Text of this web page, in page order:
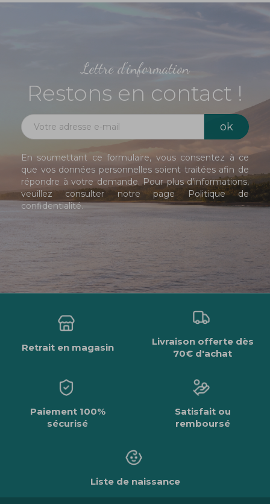
Lettre d'information
Restons en contact !
En soumettant ce formulaire, vous consentez à ce
que vos données personnelles soient traitées afin de
répondre à votre demande. Pour plus d’informations,
veuillez consulter notre page Politique de
confidentialité.
Retrait en magasin
Livraison offerte dès
70€ d'achat
Paiement 100%
sécurisé
Satisfait ou
remboursé
Liste de naissance